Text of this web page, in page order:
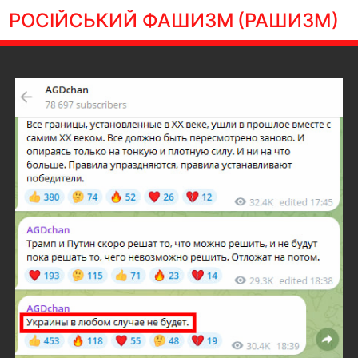
РОСІЙСЬКИЙ ФАШИЗМ (РАШИЗМ)